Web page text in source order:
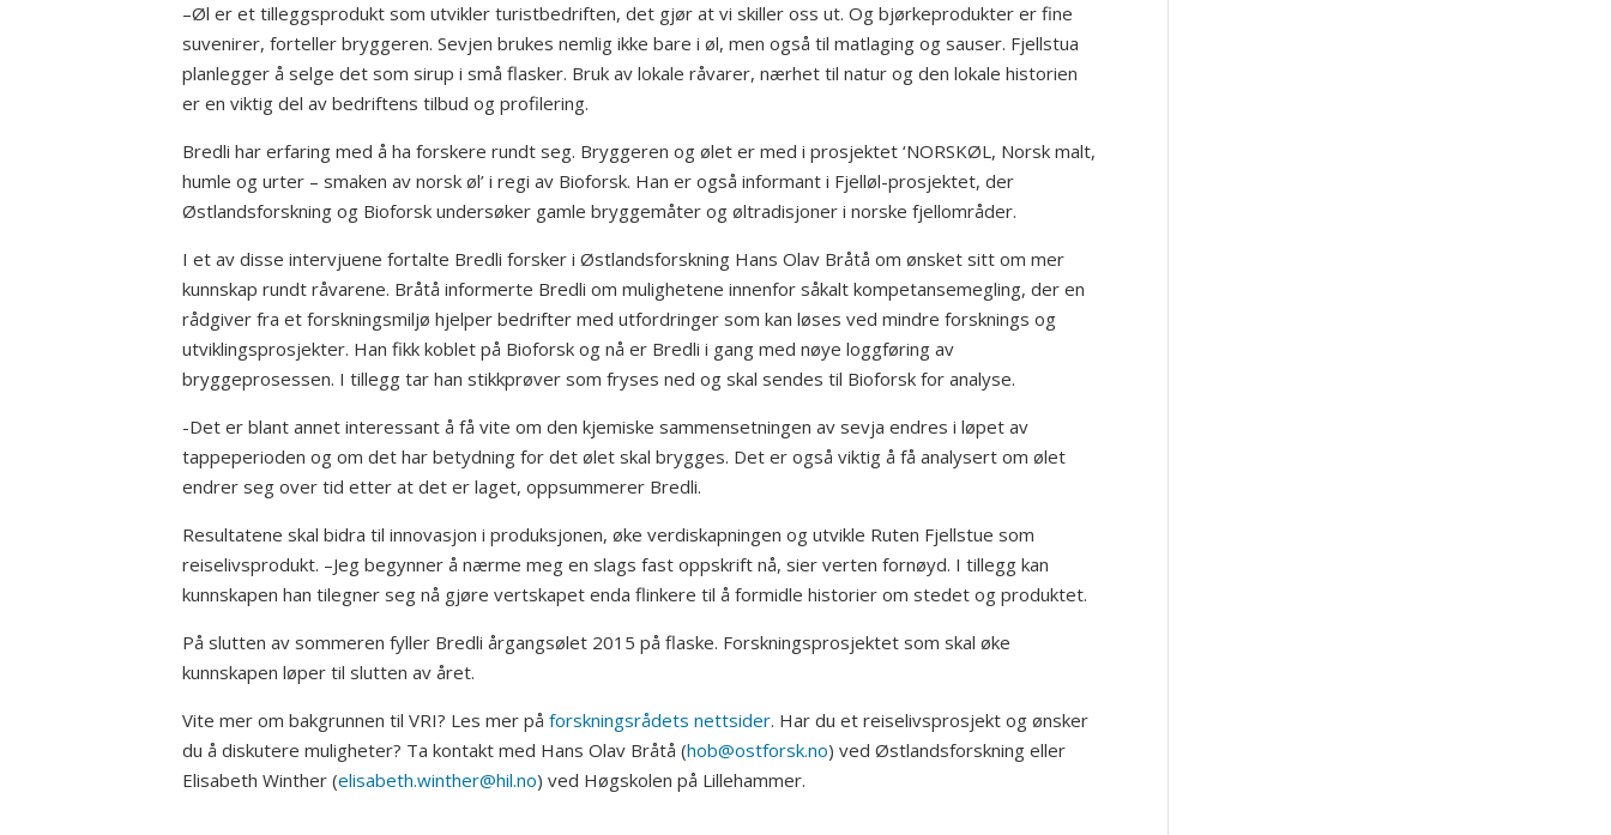
–Øl er et tilleggsprodukt som utvikler turistbedriften, det gjør at vi skiller oss ut. Og bjørkeprodukter er fine
suvenirer, forteller bryggeren. Sevjen brukes nemlig ikke bare i øl, men også til matlaging og sauser. Fjellstua
planlegger å selge det som sirup i små flasker. Bruk av lokale råvarer, nærhet til natur og den lokale historien
er en viktig del av bedriftens tilbud og profilering.
Bredli har erfaring med å ha forskere rundt seg. Bryggeren og ølet er med i prosjektet ‘NORSKØL, Norsk malt,
humle og urter – smaken av norsk øl’ i regi av Bioforsk. Han er også informant i Fjelløl-prosjektet, der
Østlandsforskning og Bioforsk undersøker gamle bryggemåter og øltradisjoner i norske fjellområder.
I et av disse intervjuene fortalte Bredli forsker i Østlandsforskning Hans Olav Bråtå om ønsket sitt om mer
kunnskap rundt råvarene. Bråtå informerte Bredli om mulighetene innenfor såkalt kompetansemegling, der en
rådgiver fra et forskningsmiljø hjelper bedrifter med utfordringer som kan løses ved mindre forsknings og
utviklingsprosjekter. Han fikk koblet på Bioforsk og nå er Bredli i gang med nøye loggføring av
bryggeprosessen. I tillegg tar han stikkprøver som fryses ned og skal sendes til Bioforsk for analyse.
-Det er blant annet interessant å få vite om den kjemiske sammensetningen av sevja endres i løpet av
tappeperioden og om det har betydning for det ølet skal brygges. Det er også viktig å få analysert om ølet
endrer seg over tid etter at det er laget, oppsummerer Bredli.
Resultatene skal bidra til innovasjon i produksjonen, øke verdiskapningen og utvikle Ruten Fjellstue som
reiselivsprodukt. –Jeg begynner å nærme meg en slags fast oppskrift nå, sier verten fornøyd. I tillegg kan
kunnskapen han tilegner seg nå gjøre vertskapet enda flinkere til å formidle historier om stedet og produktet.
På slutten av sommeren fyller Bredli årgangsølet 2015 på flaske. Forskningsprosjektet som skal øke
kunnskapen løper til slutten av året.
Vite mer om bakgrunnen til VRI? Les mer på forskningsrådets nettsider. Har du et reiselivsprosjekt og ønsker
du å diskutere muligheter? Ta kontakt med Hans Olav Bråtå (hob@ostforsk.no) ved Østlandsforskning eller
Elisabeth Winther (elisabeth.winther@hil.no) ved Høgskolen på Lillehammer.